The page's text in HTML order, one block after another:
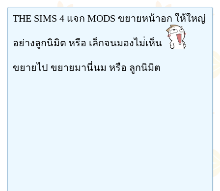
THE SIMS 4 แจก MODS ขยายหน้าอก ให้ใหญ่
อย่างลูกนิมิต หรือ เล็กจนมองไม่่เห็น
ขยายไป ขยายมานี่นม หรือ ลูกนิมิต